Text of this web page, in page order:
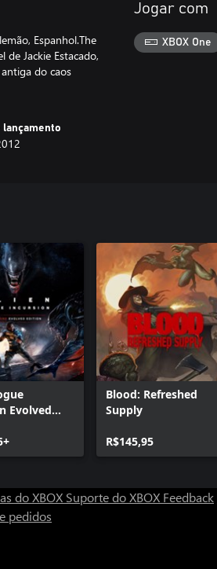
Espanhol.The
Jackie Estacado,
do caos
lançamento
Jogar com
XBOX One
Evolved
Blood: Refreshed
Supply
R$145,95
do XBOX Suporte do XBOX Feedback
pedidos